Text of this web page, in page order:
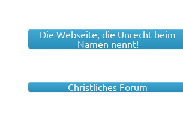
Die Webseite, die Unrecht beim
Namen nennt!
Christliches Forum